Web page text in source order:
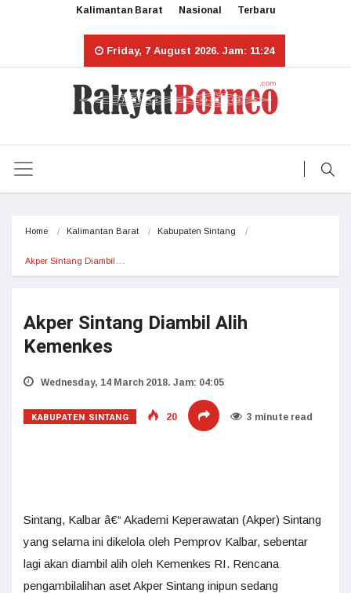
Kalimantan Barat Nasional Terbaru
Friday, 7 August 2026. Jam: 11:24
Home Kalimantan Barat Kabupaten Sintang
Akper Sintang Diambil…
Akper Sintang Diambil Alih
Kemenkes
Wednesday, 14 March 2018. Jam: 04:05
KABUPATEN SINTANG 20 3 minute read
Sintang, Kalbar â€“ Akademi Keperawatan (Akper) Sintang
yang selama ini dikelola oleh Pemprov Kalbar, sebentar
lagi akan diambil alih oleh Kemenkes RI. Rencana
pengambilalihan aset Akper Sintang inipun sedang